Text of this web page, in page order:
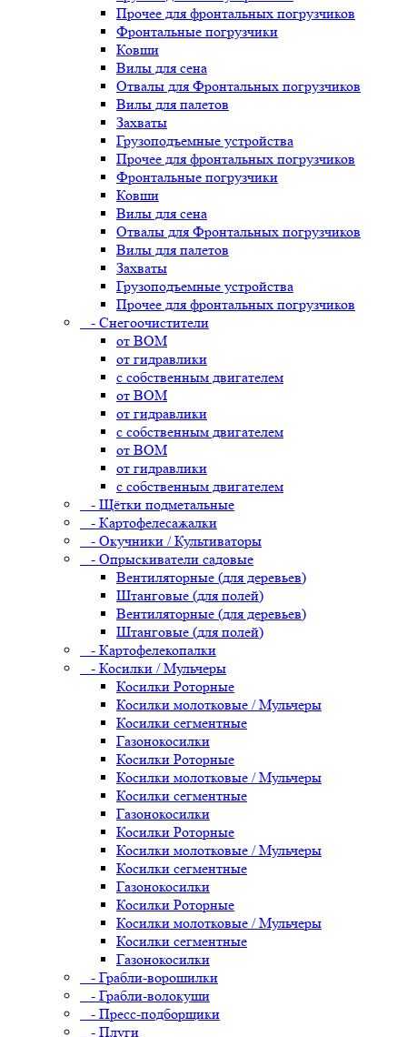
Прочее для фронтальных погрузчиков
Фронтальные погрузчики
Ковши
Вилы для сена
Отвалы для Фронтальных погрузчиков
Вилы для палетов
Захваты
Грузоподъемные устройства
Прочее для фронтальных погрузчиков
Фронтальные погрузчики
Ковши
Вилы для сена
Отвалы для Фронтальных погрузчиков
Вилы для палетов
Захваты
Грузоподъемные устройства
Прочее для фронтальных погрузчиков
- Снегоочистители
от ВОМ
от гидравлики
с собственным двигателем
от ВОМ
от гидравлики
с собственным двигателем
от ВОМ
от гидравлики
с собственным двигателем
- Щётки подметальные
- Картофелесажалки
- Окучники / Культиваторы
- Опрыскиватели садовые
Вентиляторные (для деревьев)
Штанговые (для полей)
Вентиляторные (для деревьев)
Штанговые (для полей)
- Картофелекопалки
- Косилки / Мульчеры
Косилки Роторные
Косилки молотковые / Мульчеры
Косилки сегментные
Газонокосилки
Косилки Роторные
Косилки молотковые / Мульчеры
Косилки сегментные
Газонокосилки
Косилки Роторные
Косилки молотковые / Мульчеры
Косилки сегментные
Газонокосилки
Косилки Роторные
Косилки молотковые / Мульчеры
Косилки сегментные
Газонокосилки
- Грабли-ворошилки
- Грабли-волокуши
- Пресс-подборщики
- Плуги